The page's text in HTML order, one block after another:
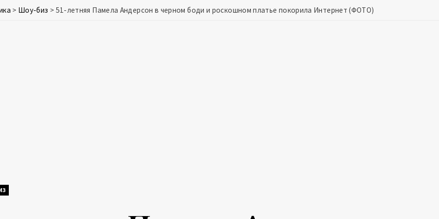
> Шоу-биз > 51-летняя Памела Андерсон в черном боди и роскошном платье покорила Интернет (ФОТО)